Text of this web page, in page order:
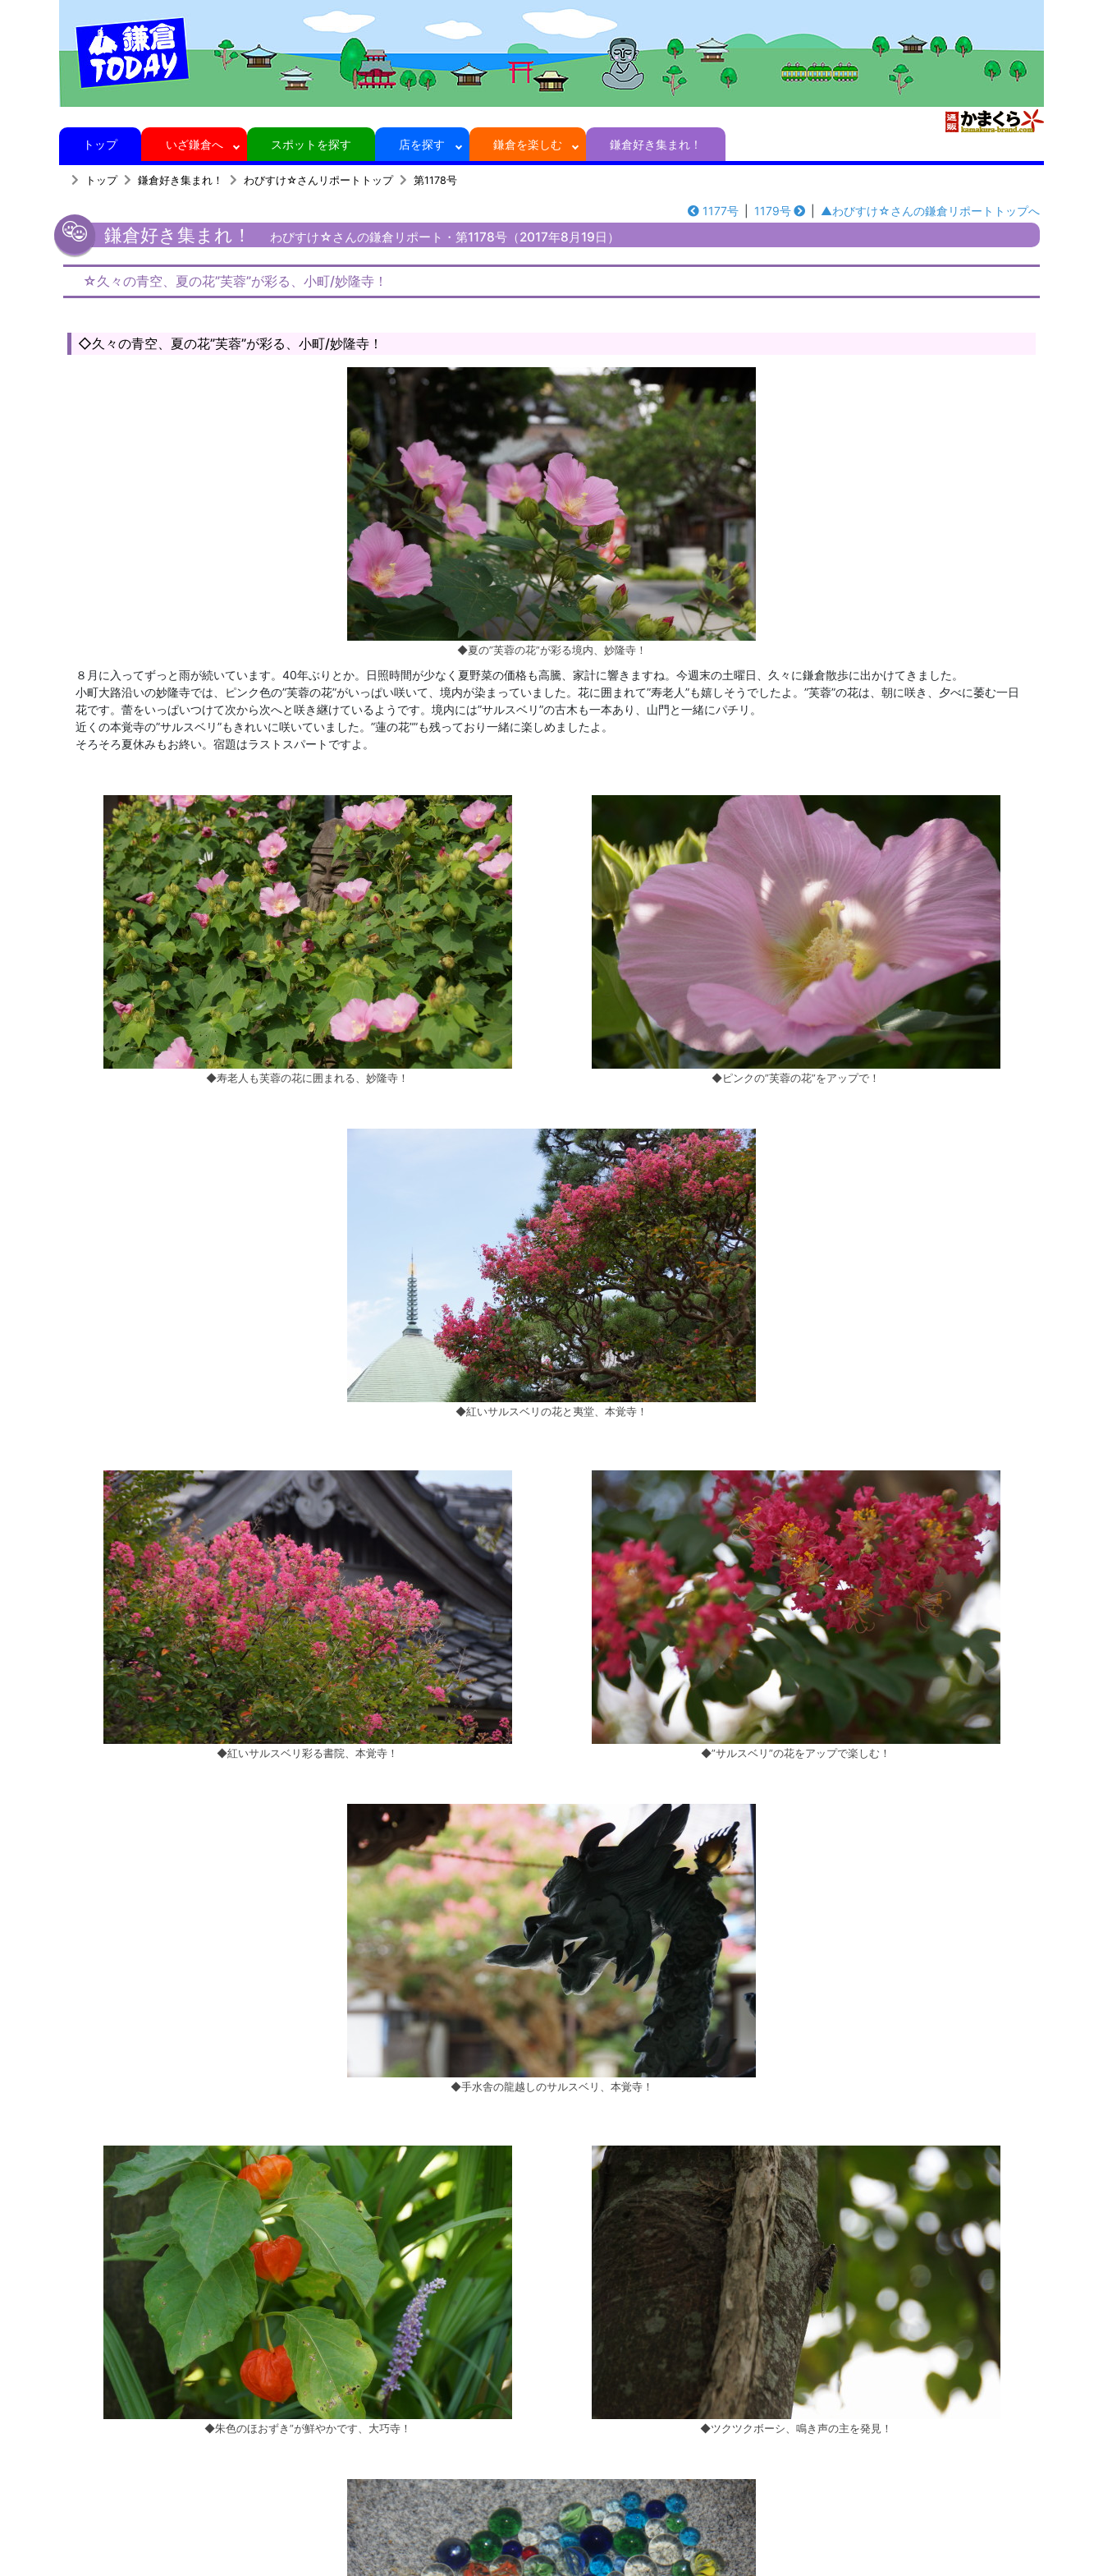
トップ いざ鎌倉へ スポットを探す 店を探す 鎌倉を楽しむ 鎌倉好き集まれ！
トップ 鎌倉好き集まれ！ わびすけ☆さんリポートトップ 第1178号
1177号 1179号 ▲わびすけ☆さんの鎌倉リポートトップへ
鎌倉好き集まれ！ わびすけ☆さんの鎌倉リポート・第1178号（2017年8月19日）
☆久々の青空、夏の花”芙蓉”が彩る、小町/妙隆寺！
◇久々の青空、夏の花”芙蓉”が彩る、小町/妙隆寺！
◆夏の”芙蓉の花”が彩る境内、妙隆寺！
８月に入ってずっと雨が続いています。40年ぶりとか。日照時間が少なく夏野菜の価格も高騰、家計に響きますね。今週末の土曜日、久々に鎌倉散歩に出かけてきました。
小町大路沿いの妙隆寺では、ピンク色の”芙蓉の花”がいっぱい咲いて、境内が染まっていました。花に囲まれて”寿老人”も嬉しそうでしたよ。”芙蓉”の花は、朝に咲き、夕べに萎む一日
花です。蕾をいっぱいつけて次から次へと咲き継けているようです。境内には”サルスベリ”の古木も一本あり、山門と一緒にパチリ。
近くの本覚寺の”サルスベリ”もきれいに咲いていました。”蓮の花””も残っており一緒に楽しめましたよ。
そろそろ夏休みもお終い。宿題はラストスパートですよ。
◆寿老人も芙蓉の花に囲まれる、妙隆寺！ ◆ピンクの”芙蓉の花”をアップで！
◆紅いサルスベリの花と夷堂、本覚寺！
◆紅いサルスベリ彩る書院、本覚寺！ ◆”サルスベリ”の花をアップで楽しむ！
◆手水舎の龍越しのサルスベリ、本覚寺！
◆朱色のほおずき”が鮮やかです、大巧寺！ ◆ツクツクボーシ、鳴き声の主を発見！